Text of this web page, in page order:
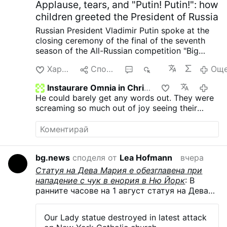
Applause, tears, and "Putin! Putin!": how
children greeted the President of Russia
Russian President Vladimir Putin spoke at the
closing ceremony of the final of the seventh
season of the All-Russian competition "Big
part of the national project "Youth and
Children." In his address, the head of state
thanked the competition participants, their
mentors and teachers, and emphasized the
importance of education, finding one's calling,
and a proactive approach to life. The President
noted that over the years, the competition has
finalists becoming students at leading
universities, implementing their own projects,
and finding their own businesses. Vladimir
Putin also spoke about the importance of
Krasnoyarsk as the geographic center of
Russia, congratulated the winners on the
opportunity to embark on a "Dream Journey"
across the country, and wished the young
Харесване Споделяне 709
Instaurare Omnia in Christo
He could barely get any words out. They were
screaming so much out of joy seeing their
bg.news споделя от Lea Hofmann
вчера
Статуя на Дева Мария е обезглавена при
нападение с чук в енория в Ню Йорк: В
ранните часове на 1 август статуя на Дева
резултат на което тя остана обезглавена и
Our Lady statue destroyed in latest attack